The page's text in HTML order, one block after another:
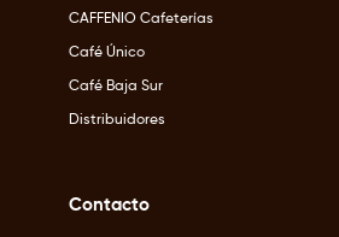
CAFFENIO Cafeterías
Café Único
Café Baja Sur
Distribuidores
Contacto